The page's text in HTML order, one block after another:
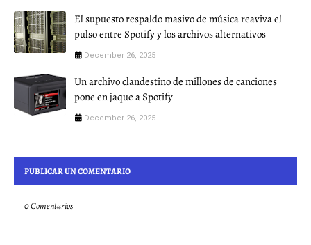
El supuesto respaldo masivo de música reaviva el
pulso entre Spotify y los archivos alternativos
December 26, 2025
Un archivo clandestino de millones de canciones
pone en jaque a Spotify
December 26, 2025
PUBLICAR UN COMENTARIO
0 Comentarios